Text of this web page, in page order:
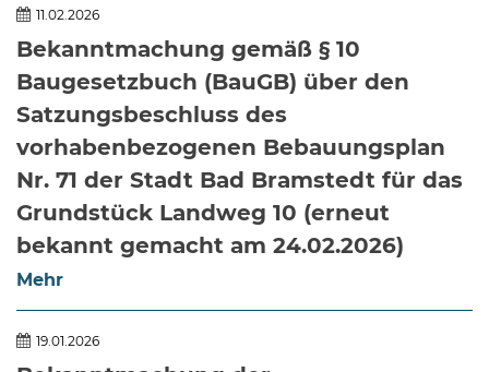
11.02.2026
Bekanntmachung gemäß § 10
Baugesetzbuch (BauGB) über den
Satzungsbeschluss des
vorhabenbezogenen Bebauungsplan
Nr. 71 der Stadt Bad Bramstedt für das
Grundstück Landweg 10 (erneut
bekannt gemacht am 24.02.2026)
Mehr
19.01.2026